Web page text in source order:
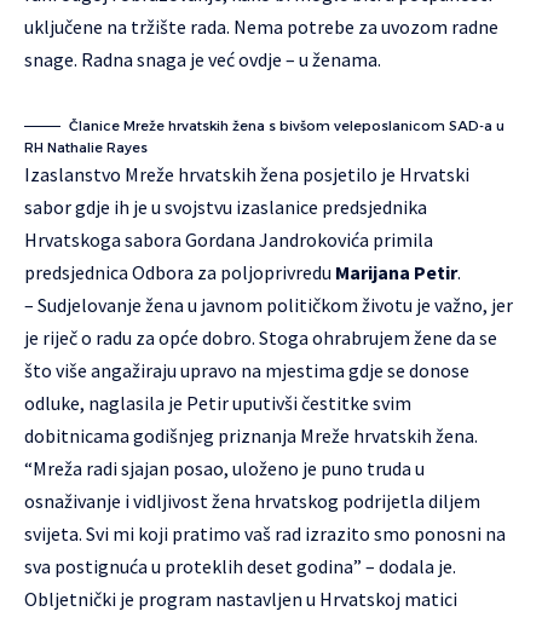
uključene na tržište rada. Nema potrebe za uvozom radne
snage. Radna snaga je već ovdje – u ženama.
Članice Mreže hrvatskih žena s bivšom veleposlanicom SAD-a u
RH Nathalie Rayes
Izaslanstvo Mreže hrvatskih žena posjetilo je Hrvatski
sabor gdje ih je u svojstvu izaslanice predsjednika
Hrvatskoga sabora Gordana Jandrokovića primila
predsjednica Odbora za poljoprivredu Marijana Petir.
– Sudjelovanje žena u javnom političkom životu je važno, jer
je riječ o radu za opće dobro. Stoga ohrabrujem žene da se
što više angažiraju upravo na mjestima gdje se donose
odluke, naglasila je Petir uputivši čestitke svim
dobitnicama godišnjeg priznanja Mreže hrvatskih žena.
“Mreža radi sjajan posao, uloženo je puno truda u
osnaživanje i vidljivost žena hrvatskog podrijetla diljem
svijeta. Svi mi koji pratimo vaš rad izrazito smo ponosni na
sva postignuća u proteklih deset godina” – dodala je.
Obljetnički je program nastavljen u Hrvatskoj matici